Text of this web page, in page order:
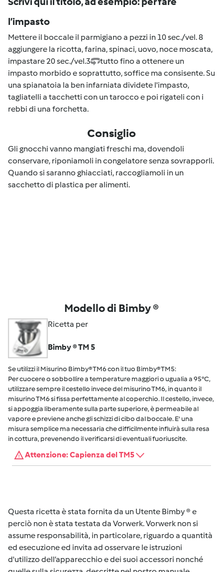
l’impasto
Mettere il boccale il parmigiano a pezzi in 10 sec./vel. 8
aggiungere la ricotta, farina, spinaci, uovo, noce moscata,
impastare 20 sec./vel.3
tutto fino a ottenere un
impasto morbido e soprattutto, soffice ma consisente. Su
una spianatoia la ben infarniata dividete l'impasto,
tagliatelli a tacchetti con un tarocco e poi rigateli con i
rebbi di una forchetta.
Consiglio
Gli gnocchi vanno mangiati freschi ma, dovendoli
conservare, riponiamoli in congelatore senza sovrapporli.
Quando si saranno ghiacciati, raccogliamoli in un
sacchetto di plastica per alimenti.
Modello di Bimby ®
Ricetta per
Bimby ® TM 5
Se utilizzi il Misurino Bimby® TM6 con il tuo Bimby® TM5:
Per cuocere o sobbollire a temperature maggiori o ugualia a 95°C,
utilizzare sempre il cestello invece del misurino TM6, in quanto il
misurino TM6 si fissa perfettamente al coperchio. Il cestello, invece,
si appoggia liberamente sulla parte superiore, è permeabile al
vapore e previene anche gli schizzi di cibo dal boccale. E' una
misura semplice ma necessaria che difficilmente influirà sulla resa
in cottura, prevenendo il verificarsi di eventuali fuoriuscite.
Attenzione: Capienza del TM5
Questa ricetta è stata fornita da un Utente Bimby ® e
perciò non è stata testata da Vorwerk. Vorwerk non si
assume responsabilità, in particolare, riguardo a quantità
ed esecuzione ed invita ad osservare le istruzioni
d'utilizzo dell’apparecchio e dei suoi accessori nonché